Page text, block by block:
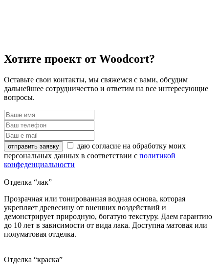
Хотите проект от Woodcort?
Оставьте свои контакты, мы свяжемся с вами, обсудим
дальнейшее сотрудничество и ответим на все интересующие
вопросы.
отправить заявку
даю согласие на обработку моих
персональных данных в соответствии с политикой
конфеденциальности
Отделка “лак”
Прозрачная или тонированная водная основа, которая
укрепляет древесину от внешних воздействий и
демонстрирует природную, богатую текстуру. Даем гарантию
до 10 лет в зависимости от вида лака. Доступна матовая или
полуматовая отделка.
Отделка “краска”